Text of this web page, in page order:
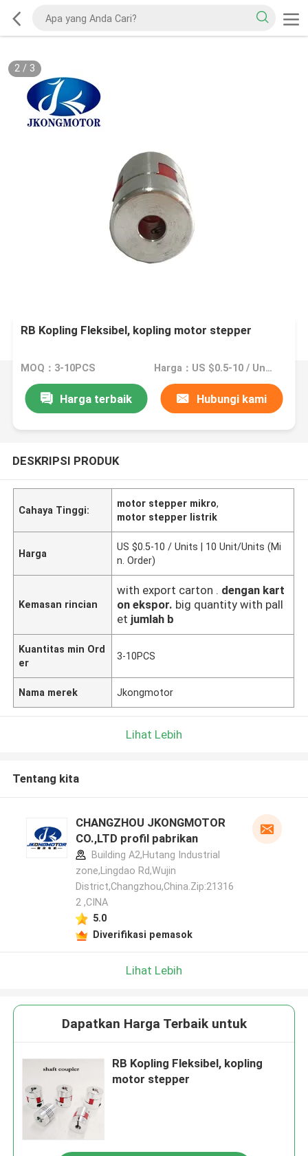
2/ 3
RB Kopling Fleksibel, kopling motor stepper
MOQ：3-10PCS Harga：US $0.5-10 / Units | 10 Unit/Units (Min. Order)
Harga terbaik Hubungi kami
DESKRIPSI PRODUK
Cahaya Tinggi:
motor stepper mikro,
motor stepper listrik
Harga
US $0.5-10 / Units | 10 Unit/Units (Mi
n. Order)
Kemasan rincian
with export carton . dengan kart
on ekspor. big quantity with pall
et jumlah b
Kuantitas min Ord
er
3-10PCS
Nama merek Jkongmotor
Lihat Lebih
Tentang kita
CHANGZHOU JKONGMOTOR
CO.,LTD profil pabrikan
Building A2,Hutang Industrial
zone,Lingdao Rd,Wujin
District,Changzhou,China.Zip:21316
2 ,CINA
5.0
Diverifikasi pemasok
Lihat Lebih
Dapatkan Harga Terbaik untuk
RB Kopling Fleksibel, kopling
motor stepper